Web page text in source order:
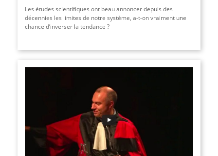
Les études scientifiques ont beau annoncer depuis des
décennies les limites de notre système, a-t-on vraiment une
chance d’inverser la tendance ?